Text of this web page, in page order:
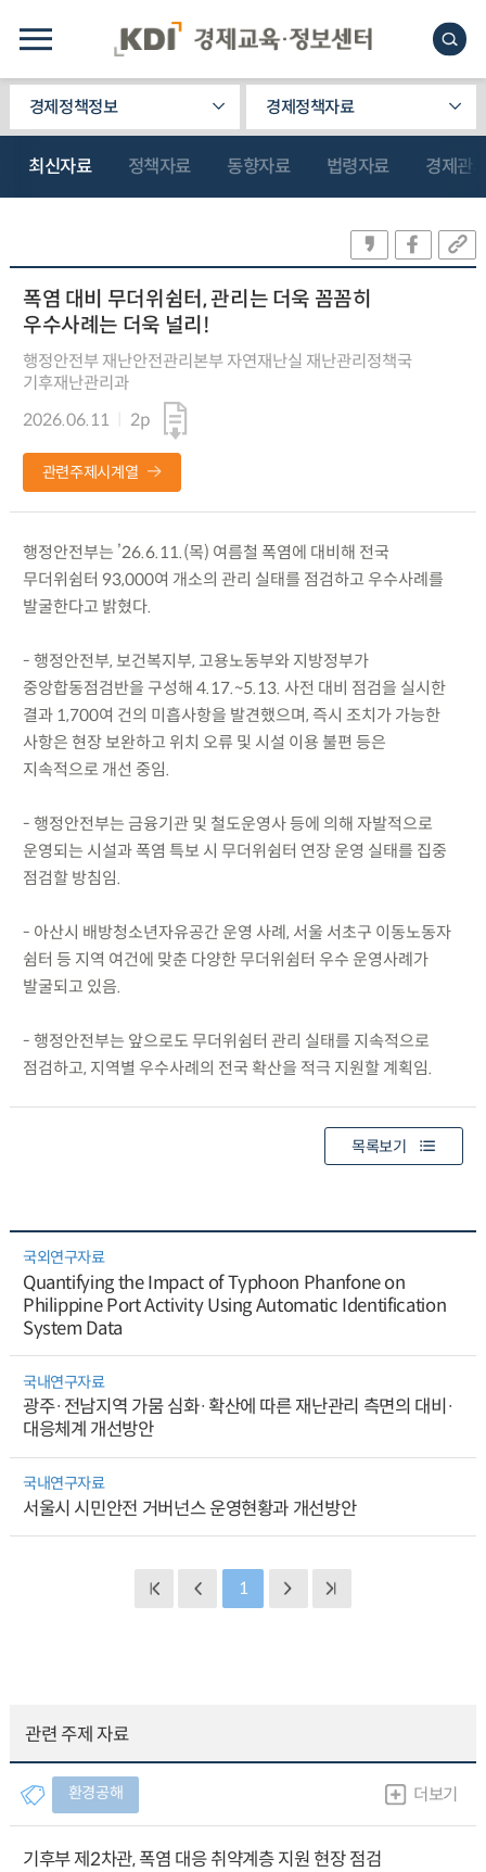
경제정책정보 경제정책자료
최신자료 정책자료 동향자료 법령자료 경제관
폭염 대비 무더위쉼터, 관리는 더욱 꼼꼼히
우수사례는 더욱 널리!
행정안전부 재난안전관리본부 자연재난실 재난관리정책국
기후재난관리과
2026.06.11
2p
관련주제시계열
행정안전부는 ’26.6.11.(목) 여름철 폭염에 대비해 전국
무더위쉼터 93,000여 개소의 관리 실태를 점검하고 우수사례를
발굴한다고 밝혔다.
- 행정안전부, 보건복지부, 고용노동부와 지방정부가
중앙합동점검반을 구성해 4.17.~5.13. 사전 대비 점검을 실시한
결과 1,700여 건의 미흡사항을 발견했으며, 즉시 조치가 가능한
사항은 현장 보완하고 위치 오류 및 시설 이용 불편 등은
지속적으로 개선 중임.
- 행정안전부는 금융기관 및 철도운영사 등에 의해 자발적으로
운영되는 시설과 폭염 특보 시 무더위쉼터 연장 운영 실태를 집중
점검할 방침임.
- 아산시 배방청소년자유공간 운영 사례, 서울 서초구 이동노동자
쉼터 등 지역 여건에 맞춘 다양한 무더위쉼터 우수 운영사례가
발굴되고 있음.
- 행정안전부는 앞으로도 무더위쉼터 관리 실태를 지속적으로
점검하고, 지역별 우수사례의 전국 확산을 적극 지원할 계획임.
목록보기
국외연구자료
Quantifying the Impact of Typhoon Phanfone on
Philippine Port Activity Using Automatic Identification
System Data
국내연구자료
광주·전남지역 가뭄 심화·확산에 따른 재난관리 측면의 대비·
대응체계 개선방안
국내연구자료
서울시 시민안전 거버넌스 운영현황과 개선방안
1
관련 주제 자료
환경공해 더보기
기후부 제2차관, 폭염 대응 취약계층 지원 현장 점검